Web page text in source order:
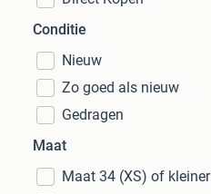
Conditie
Nieuw
Zo goed als nieuw
Gedragen
Maat
Maat 34 (XS) of kleiner